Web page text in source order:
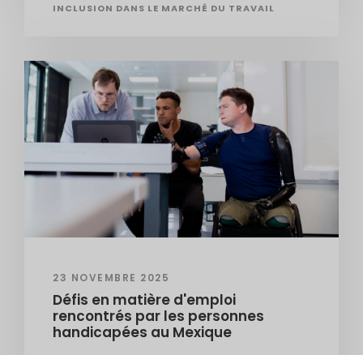
INCLUSION DANS LE MARCHÉ DU TRAVAIL
23 NOVEMBRE 2025
Défis en matière d'emploi
rencontrés par les personnes
handicapées au Mexique